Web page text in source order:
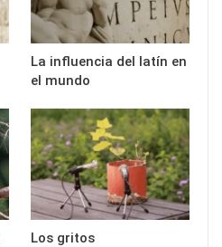
La influencia del latín en
el mundo
Los gritos